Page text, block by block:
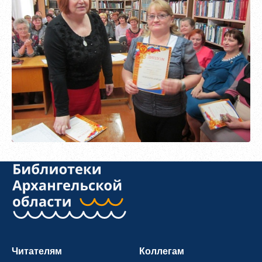
Читателям Коллегам
Зарегистрироваться
Пароль должен быть минимум 6 символов и содержать хотя
бы одну строчную букву, одну прописную букву, одну цифру
и один специальный символ.